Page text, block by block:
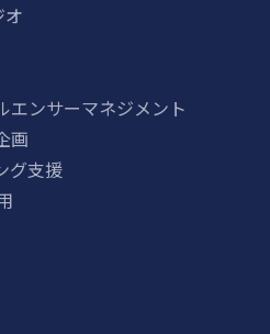
エンサーマネジメント
画
グ支援